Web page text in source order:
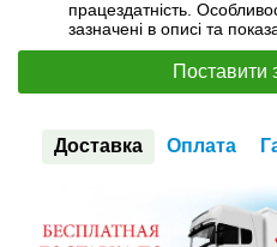
працездатність.
зазначені в описі та
Поставити
Доставка Оплата